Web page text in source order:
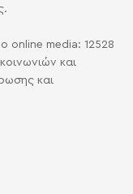
online media: 12528
και
και